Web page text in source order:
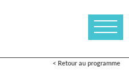
< Retour au programme